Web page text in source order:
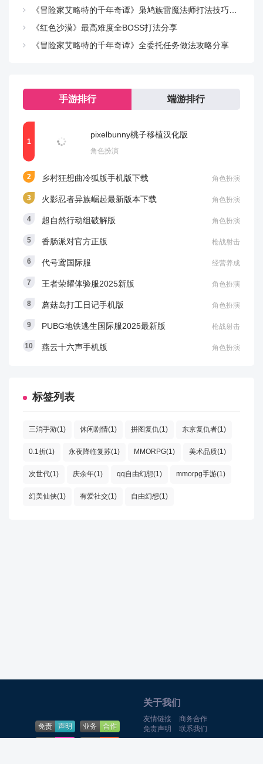
《冒险家艾略特的千年奇谭》枭鸠族雷魔法师打法技巧分享
《红色沙漠》最高难度全BOSS打法分享
《冒险家艾略特的千年奇谭》全委托任务做法攻略分享
手游排行 端游排行
pixelbunny桃子移植汉化版
角色扮演
乡村狂想曲冷狐版手机版下载 角色扮演
火影忍者异族崛起最新版本下载 角色扮演
超自然行动组破解版 角色扮演
香肠派对官方正版 枪战射击
代号鸢国际服 经营养成
王者荣耀体验服2025新版 角色扮演
蘑菇岛打工日记手机版 角色扮演
PUBG地铁逃生国际服2025最新版 枪战射击
燕云十六声手机版 角色扮演
标签列表
三消手游(1) 休闲剧情(1) 拼图复仇(1) 东京复仇者(1)
0.1折(1) 永夜降临复苏(1) MMORPG(1) 美术品质(1)
次世代(1) 庆余年(1) qq自由幻想(1) mmorpg手游(1)
幻美仙侠(1) 有爱社交(1) 自由幻想(1)
免责 声明 业务
合作
关于我们
友情链接
商务合作
免责声明
联系我们